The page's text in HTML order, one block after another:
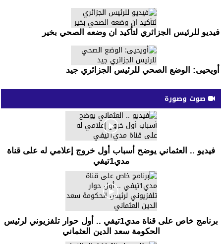
فيديو للرئيس الجزائري لتأكيد ان وضعه الصحي بخير
أويحيى: الوضع الصحي للرئيس الجزائري جيد
صوت وصورة
فيديو .. العثماني يوضح أسباب أول خروج إعلامي له على قناة
مدي1تيفي
برنامج خاص على قناة مدي1تيفي .. أول حوار تلفزيوني لرئيس
الحكومة سعد الدين العثماني